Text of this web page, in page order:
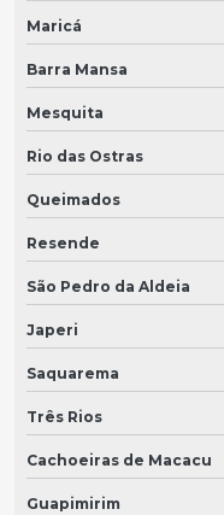
Maricá
Barra Mansa
Mesquita
Rio das Ostras
Queimados
Resende
São Pedro da Aldeia
Japeri
Saquarema
Três Rios
Cachoeiras de Macacu
Guapimirim